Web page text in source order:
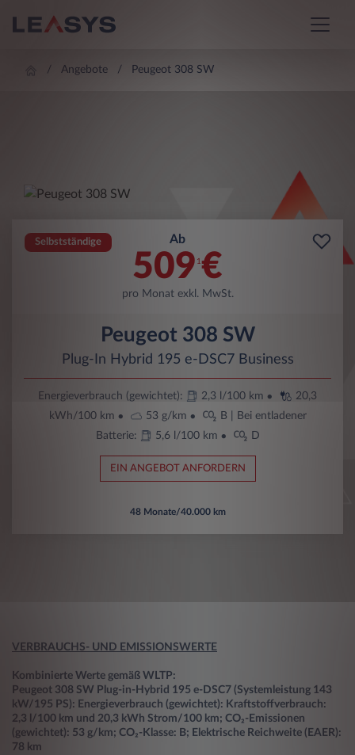
Angebote Peugeot 308 SW
Selbstständige Ab
509 1€
pro Monat exkl. MwSt.
Peugeot 308 SW
Plug-In Hybrid 195 e-DSC7 Business
Energieverbrauch (gewichtet): 2,3 l/100 km
20,3
kWh/100 km
53 g/km B
| Bei entladener
Batterie:
5,6 l/100 km D
EIN ANGEBOT ANFORDERN
48 Monate/40.000 km
VERBRAUCHS- UND EMISSIONSWERTE
Kombinierte Werte gemäß WLTP:
Peugeot 308 SW Plug-in-Hybrid 195 e-DSC7 (Systemleistung 143
kW/195 PS): Energieverbrauch (gewichtet): Kraftstoffverbrauch:
2,3 l/100 km und 20,3 kWh Strom/100 km; CO₂-Emissionen
(gewichtet): 53 g/km; CO₂-Klasse: B; Elektrische Reichweite (EAER):
78 km